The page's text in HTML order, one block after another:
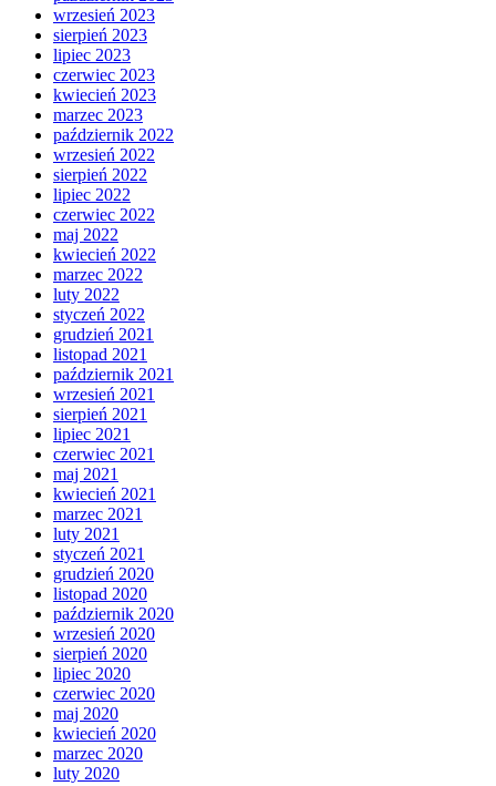
wrzesień 2023
sierpień 2023
lipiec 2023
czerwiec 2023
kwiecień 2023
marzec 2023
październik 2022
wrzesień 2022
sierpień 2022
lipiec 2022
czerwiec 2022
maj 2022
kwiecień 2022
marzec 2022
luty 2022
styczeń 2022
grudzień 2021
listopad 2021
październik 2021
wrzesień 2021
sierpień 2021
lipiec 2021
czerwiec 2021
maj 2021
kwiecień 2021
marzec 2021
luty 2021
styczeń 2021
grudzień 2020
listopad 2020
październik 2020
wrzesień 2020
sierpień 2020
lipiec 2020
czerwiec 2020
maj 2020
kwiecień 2020
marzec 2020
luty 2020